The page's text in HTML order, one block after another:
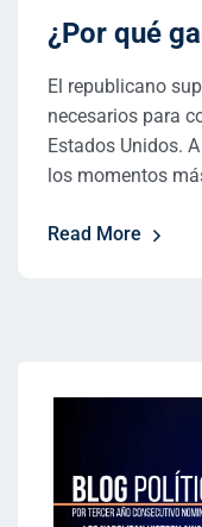
¿Por qué
El republicano
necesarios para
Estados Unidos.
los momentos
Read More